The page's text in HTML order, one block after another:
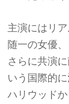
主演にはリ
随一の女優、
さらに共演
いう国際的
ハリウッド